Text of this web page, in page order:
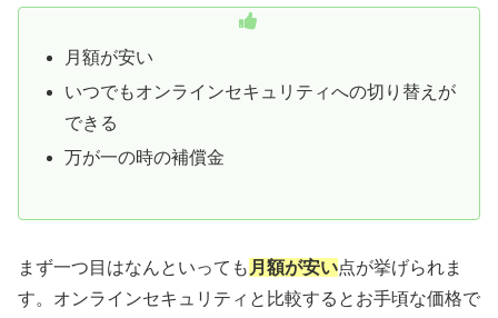
月額が安い
いつでもオンラインセキュリティへの切り替えが
できる
万が一の時の補償金
まず一つ目はなんといっても 月額が安い点が挙げられま
す。オンラインセキュリティと比較するとお手頃な価格で